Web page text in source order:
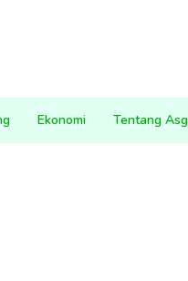
Ekonomi Tentang